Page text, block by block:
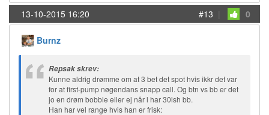
13-10-2015 16:20 #13 | 0
Burnz
Repsak skrev:
Kunne aldrig drømme om at 3 bet det spot hvis ikkr det var
for at first-pump nøgendans snapp call. Og btn vs bb er det
jo en drøm bobble eller ej når i har 30ish bb.
Han har vel range hvis han er frisk: